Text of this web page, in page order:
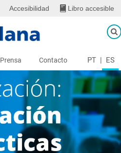
Accesibilidad Libro accesible
Prensa Contacto PT | ES